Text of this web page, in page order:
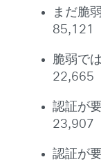
まだ脆
85,121
脆弱で
22,665
認証が
23,907
認証が